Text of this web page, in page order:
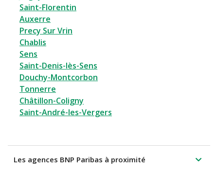
Saint-Florentin
Auxerre
Precy Sur Vrin
Chablis
Sens
Saint-Denis-lès-Sens
Douchy-Montcorbon
Tonnerre
Châtillon-Coligny
Saint-André-les-Vergers
Les agences BNP Paribas à proximité